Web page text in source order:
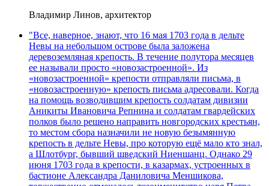
Владимир Линов, архитектор
"Все, наверное, знают, что 16 мая 1703 года в дельте
Невы на небольшом острове была заложена
деревоземляная крепость. В течение полутора месяцев
ее называли просто «новозастроенной». Из
«новозастроенной» крепости отправляли письма, в
«новозастроенную» крепость письма адресовали. Когда
на помощь возводившим крепость солдатам дивизии
Аникиты Ивановича Репнина и солдатам гвардейских
полков было решено направить новгородских крестьян,
то местом сбора назначили не новую безымянную
крепость в дельте Невы, про которую ещё мало кто знал,
а Шлотбург, бывший шведский Ниеншанц. Однако 29
июня 1703 года в крепости, в казармах, устроенных в
бастионе Александра Даниловича Меншикова,